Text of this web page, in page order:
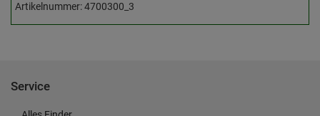
Artikelnummer: 4700300_3
Service